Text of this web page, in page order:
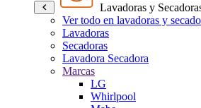
Lavadoras y
Ver todo en lavadoras y
Lavadoras
Secadoras
Lavadora Secadora
Marcas
LG
Whirlpool